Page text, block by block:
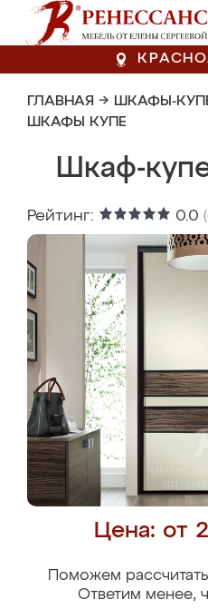
ГЛАВНАЯ → ШКАФЫ-
ШКАФЫ КУПЕ
Шкаф-
Рейтинг: 0.0 (
Цена: от
Поможем
Ответим менее,